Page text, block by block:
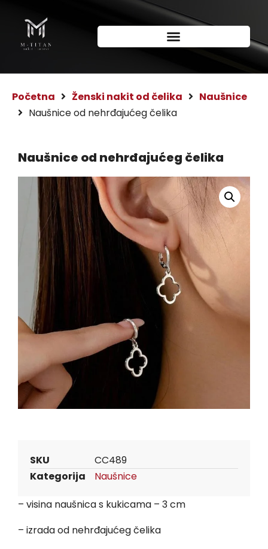
Početna Ženski nakit od čelika Naušnice
Naušnice od nehrđajućeg čelika
Naušnice od nehrđajućeg čelika
SKU CC489
Kategorija Naušnice
– visina naušnica s kukicama – 3 cm
– izrada od nehrđajućeg čelika